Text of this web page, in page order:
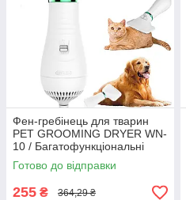
Фен-гребінець для тварин
PET GROOMING DRYER WN-
10 / Багатофункціональні
інструменти для грумінгу
Готово до відправки
255 ₴ 364,29 ₴